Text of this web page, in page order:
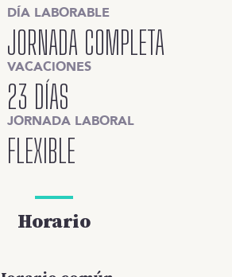
DÍA LABORABLE
JORNADA COMPLETA
VACACIONES
23 DÍAS
JORNADA LABORAL
FLEXIBLE
Horario